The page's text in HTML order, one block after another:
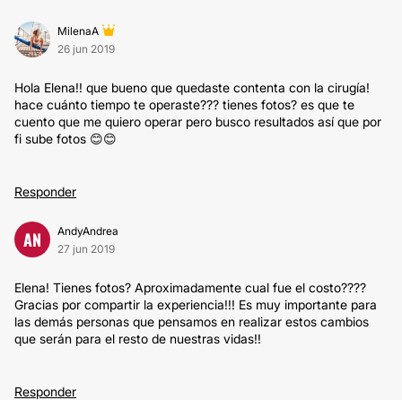
MilenaA
26 jun 2019
Hola Elena!! que bueno que quedaste contenta con la cirugía!
hace cuánto tiempo te operaste??? tienes fotos? es que te
cuento que me quiero operar pero busco resultados así que por
fi sube fotos 😊😊
Responder
AN
AndyAndrea
27 jun 2019
Elena! Tienes fotos? Aproximadamente cual fue el costo????
Gracias por compartir la experiencia!!! Es muy importante para
las demás personas que pensamos en realizar estos cambios
que serán para el resto de nuestras vidas!!
Responder